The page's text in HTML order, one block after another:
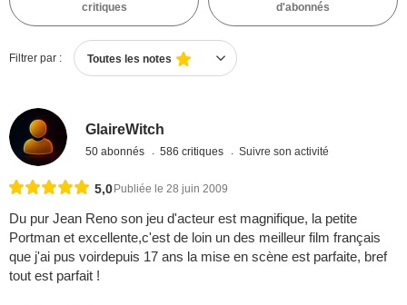
critiques
d'abonnés
Filtrer par : Toutes les notes
GlaireWitch
50 abonnés 586 critiques Suivre son activité
5,0 Publiée le 28 juin 2009
Du pur Jean Reno son jeu d'acteur est magnifique, la petite
Portman et excellente,c'est de loin un des meilleur film français
que j'ai pus voirdepuis 17 ans la mise en scène est parfaite, bref
tout est parfait !